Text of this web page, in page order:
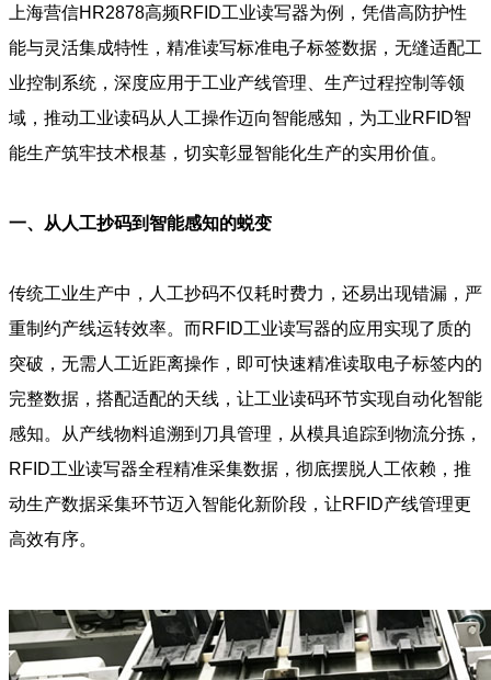
上海营信HR2878高频RFID工业读写器为例，凭借高防护性
能与灵活集成特性，精准读写标准电子标签数据，无缝适配工
业控制系统，深度应用于工业产线管理、生产过程控制等领
域，推动工业读码从人工操作迈向智能感知，为工业RFID智
能生产筑牢技术根基，切实彰显智能化生产的实用价值。
一、从人工抄码到智能感知的蜕变
传统工业生产中，人工抄码不仅耗时费力，还易出现错漏，严
重制约产线运转效率。而RFID工业读写器的应用实现了质的
突破，无需人工近距离操作，即可快速精准读取电子标签内的
完整数据，搭配适配的天线，让工业读码环节实现自动化智能
感知。从产线物料追溯到刀具管理，从模具追踪到物流分拣，
RFID工业读写器全程精准采集数据，彻底摆脱人工依赖，推
动生产数据采集环节迈入智能化新阶段，让RFID产线管理更
高效有序。